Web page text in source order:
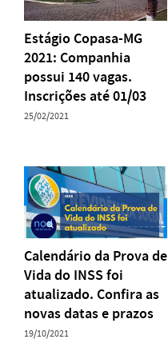
Estágio Copasa-MG
2021: Companhia
possui 140 vagas.
Inscrições até 01/03
25/02/2021
Calendário da Prova de
Vida do INSS foi
atualizado. Confira as
novas datas e prazos
19/10/2021